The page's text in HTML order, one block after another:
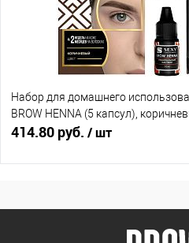
Набор для домашнего
BROW HENNA (5 капсул),
414.80 руб. / шт